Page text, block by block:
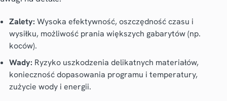
Zalety: Wysoka efektywność, oszczędność czasu i
wysiłku, możliwość prania większych gabarytów (np.
koców).
Wady: Ryzyko uszkodzenia delikatnych materiałów,
konieczność dopasowania programu i temperatury,
zużycie wody i energii.